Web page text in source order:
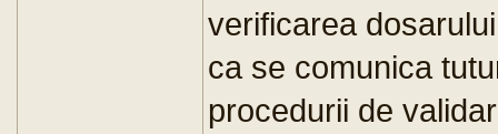
verificarea
ca se comunica
procedurii de